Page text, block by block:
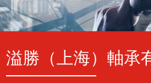
溢勝（上海）軸承